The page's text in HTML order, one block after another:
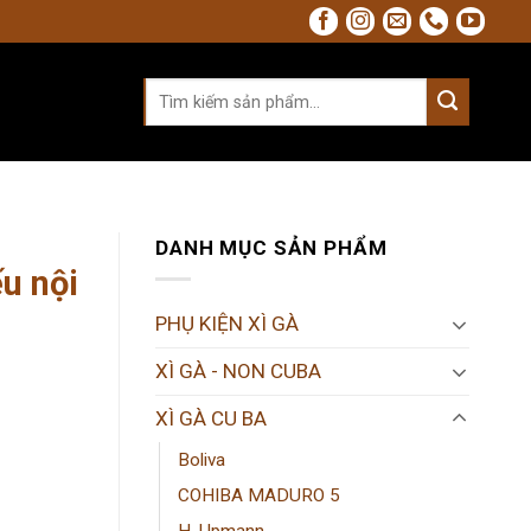
kiếm:
DANH MỤC SẢN PHẨM
PHỤ KIỆN XÌ GÀ
XÌ GÀ - NON CUBA
XÌ GÀ CU BA
Boliva
COHIBA MADURO 5
nội